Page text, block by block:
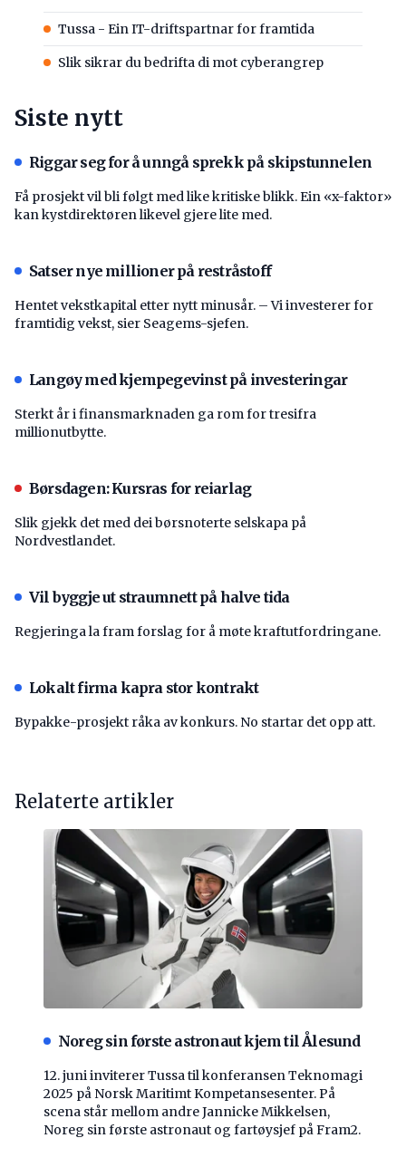
Tussa - Ein IT-driftspartnar for framtida
Slik sikrar du bedrifta di mot cyberangrep
Siste nytt
Riggar seg for å unngå sprekk på skipstunnelen
Få prosjekt vil bli følgt med like kritiske blikk. Ein «x-faktor»
kan kystdirektøren likevel gjere lite med.
Satser nye millioner på restråstoff
Hentet vekstkapital etter nytt minusår. – Vi investerer for
framtidig vekst, sier Seagems-sjefen.
Langøy med kjempegevinst på investeringar
Sterkt år i finansmarknaden ga rom for tresifra
millionutbytte.
Børsdagen: Kursras for reiarlag
Slik gjekk det med dei børsnoterte selskapa på
Nordvestlandet.
Vil byggje ut straumnett på halve tida
Regjeringa la fram forslag for å møte kraftutfordringane.
Lokalt firma kapra stor kontrakt
Bypakke-prosjekt råka av konkurs. No startar det opp att.
Relaterte artikler
Noreg sin første astronaut kjem til Ålesund
12. juni inviterer Tussa til konferansen Teknomagi
2025 på Norsk Maritimt Kompetansesenter. På
scena står mellom andre Jannicke Mikkelsen,
Noreg sin første astronaut og fartøysjef på Fram2.